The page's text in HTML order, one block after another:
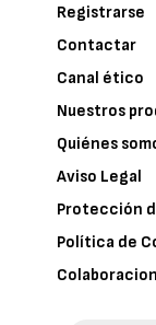
Registrarse
Contactar
Canal ético
Nuestros
Quiénes
Aviso Legal
Protección
Política de